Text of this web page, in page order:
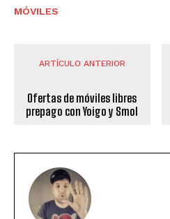
MÓVILES
ARTÍCULO ANTERIOR
Ofertas de móviles libres
prepago con Yoigo y Smol